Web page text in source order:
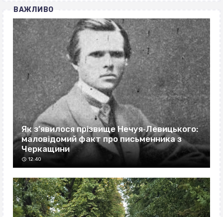
ВАЖЛИВО
Як з’явилося прізвище Нечуя‐Левицького:
маловідомий факт про письменника з
Черкащини
12:40